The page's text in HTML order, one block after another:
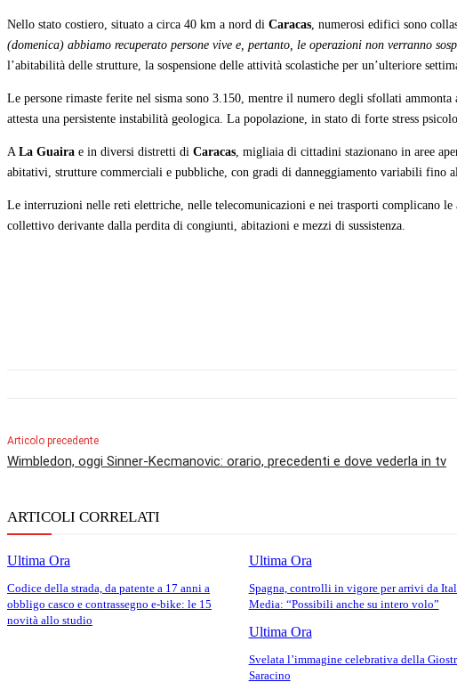
Nello stato costiero, situato a circa 40 km a nord di Caracas, numerosi edifici sono
(domenica) abbiamo recuperato persone vive e, pertanto, le operazioni non verranno
l’abitabilità delle strutture, la sospensione delle attività scolastiche per un’ulteriore
Le persone rimaste ferite nel sisma sono 3.150, mentre il numero degli sfollati ammonta
attesta una persistente instabilità geologica. La popolazione, in stato di forte stress
A La Guaira e in diversi distretti di Caracas, migliaia di cittadini stazionano in aree
abitativi, strutture commerciali e pubbliche, con gradi di danneggiamento variabili fino
Le interruzioni nelle reti elettriche, nelle telecomunicazioni e nei trasporti complicano
collettivo derivante dalla perdita di congiunti, abitazioni e mezzi di sussistenza.
Articolo precedente
Wimbledon, oggi Sinner-Kecmanovic: orario, precedenti e dove vederla in tv
ARTICOLI CORRELATI
Ultima Ora
Codice della strada, da patente a 17 anni a
obbligo casco e contrassegno e-bike: le 15
novità allo studio
Ultima Ora
Spagna, controlli in vigore per arrivi da
Media: “Possibili anche su intero volo”
Ultima Ora
Svelata l’immagine celebrativa della
Saracino